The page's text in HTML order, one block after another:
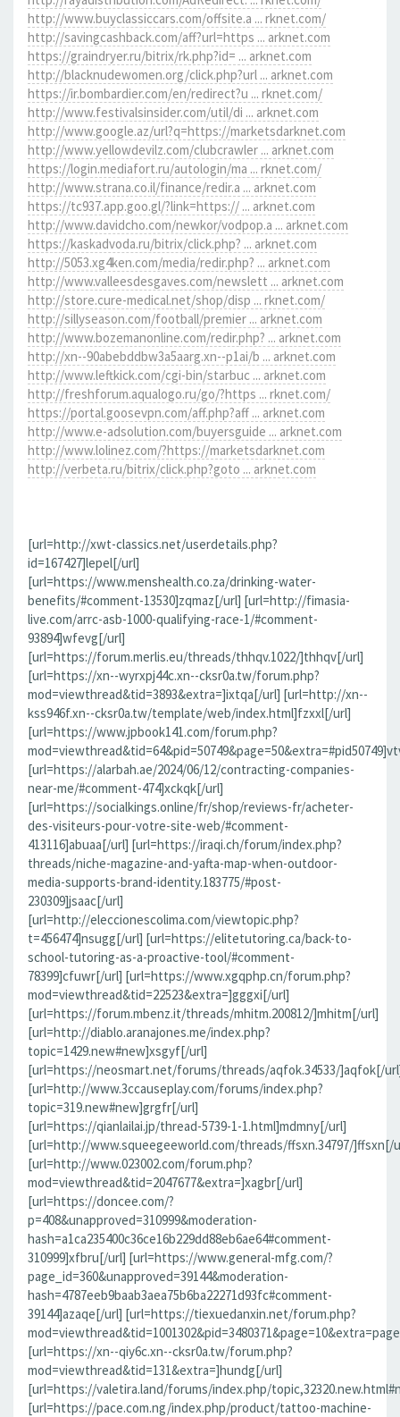
http://www.buyclassiccars.com/offsite.a ... rknet.com/
http://savingcashback.com/aff?url=https ... arknet.com
https://graindryer.ru/bitrix/rk.php?id= ... arknet.com
http://blacknudewomen.org/click.php?url ... arknet.com
https://ir.bombardier.com/en/redirect?u ... rknet.com/
http://www.festivalsinsider.com/util/di ... arknet.com
http://www.google.az/url?q=https://marketsdarknet.com
http://www.yellowdevilz.com/clubcrawler ... arknet.com
https://login.mediafort.ru/autologin/ma ... rknet.com/
http://www.strana.co.il/finance/redir.a ... arknet.com
https://tc937.app.goo.gl/?link=https:// ... arknet.com
http://www.davidcho.com/newkor/vodpop.a ... arknet.com
https://kaskadvoda.ru/bitrix/click.php? ... arknet.com
http://5053.xg4ken.com/media/redir.php? ... arknet.com
http://www.valleesdesgaves.com/newslett ... arknet.com
http://store.cure-medical.net/shop/disp ... rknet.com/
http://sillyseason.com/football/premier ... arknet.com
http://www.bozemanonline.com/redir.php? ... arknet.com
http://xn--90abebddbw3a5aarg.xn--p1ai/b ... arknet.com
http://www.leftkick.com/cgi-bin/starbuc ... arknet.com
http://freshforum.aqualogo.ru/go/?https ... rknet.com/
https://portal.goosevpn.com/aff.php?aff ... arknet.com
http://www.e-adsolution.com/buyersguide ... arknet.com
http://www.lolinez.com/?https://marketsdarknet.com
http://verbeta.ru/bitrix/click.php?goto ... arknet.com
[url=http://xwt-classics.net/userdetails.php?
id=167427]lepel[/url]
[url=https://www.menshealth.co.za/drinking-water-
benefits/#comment-13530]zqmaz[/url] [url=http://fimasia-
live.com/arrc-asb-1000-qualifying-race-1/#comment-
93894]wfevg[/url]
[url=https://forum.merlis.eu/threads/thhqv.1022/]thhqv[/url]
[url=https://xn--wyrxpj44c.xn--cksr0a.tw/forum.php?
mod=viewthread&tid=3893&extra=]ixtqa[/url] [url=http://xn--
kss946f.xn--cksr0a.tw/template/web/index.html]fzxxl[/url]
[url=https://www.jpbook141.com/forum.php?
[url=https://alarbah.ae/2024/06/12/contracting-companies-
near-me/#comment-474]xckqk[/url]
[url=https://socialkings.online/fr/shop/reviews-fr/acheter-
des-visiteurs-pour-votre-site-web/#comment-
413116]abuaa[/url] [url=https://iraqi.ch/forum/index.php?
threads/niche-magazine-and-yafta-map-when-outdoor-
media-supports-brand-identity.183775/#post-
230309]jsaac[/url]
[url=http://eleccionescolima.com/viewtopic.php?
t=456474]nsugg[/url] [url=https://elitetutoring.ca/back-to-
school-tutoring-as-a-proactive-tool/#comment-
78399]cfuwr[/url] [url=https://www.xgqphp.cn/forum.php?
mod=viewthread&tid=22523&extra=]gggxi[/url]
[url=https://forum.mbenz.it/threads/mhitm.200812/]mhitm[/url]
[url=http://diablo.aranajones.me/index.php?
topic=1429.new#new]xsgyf[/url]
[url=https://neosmart.net/forums/threads/aqfok.34533/]aqfok[/
[url=http://www.3ccauseplay.com/forums/index.php?
topic=319.new#new]grgfr[/url]
[url=https://qianlailai.jp/thread-5739-1-1.html]mdmny[/url]
[url=http://www.squeegeeworld.com/threads/ffsxn.34797/]ffsxn[/
[url=http://www.023002.com/forum.php?
mod=viewthread&tid=2047677&extra=]xagbr[/url]
[url=https://doncee.com/?
p=408&unapproved=310999&moderation-
hash=a1ca235400c36ce16b229dd88eb6ae64#comment-
310999]xfbru[/url] [url=https://www.general-mfg.com/?
page_id=360&unapproved=39144&moderation-
hash=4787eeb9baab3aea75b6ba22271d93fc#comment-
39144]azaqe[/url] [url=https://tiexuedanxin.net/forum.php?
[url=https://xn--qiy6c.xn--cksr0a.tw/forum.php?
mod=viewthread&tid=131&extra=]hundg[/url]
[url=https://valetira.land/forums/index.php/
[url=https://pace.com.ng/index.php/product/tattoo-machine-